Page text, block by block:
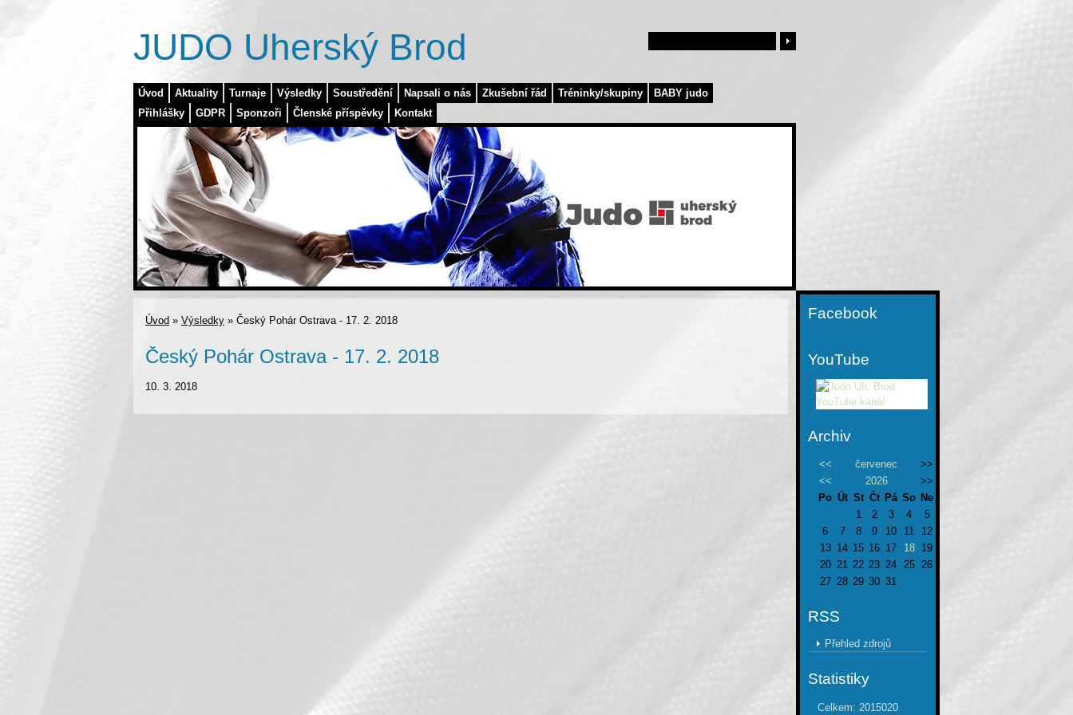
Úvod Aktuality Turnaje Výsledky Soustředění Napsali o nás Zkušební řád Tréninky/skupiny
BABY judo
Přihlášky
GDPR Sponzoři Členské příspěvky Kontakt
JUDO Uherský Brod
Úvod » Výsledky » Český Pohár Ostrava - 17. 2. 2018
Český Pohár Ostrava - 17. 2. 2018
10. 3. 2018
Facebook
YouTube
Archiv
<< červenec
>>
<<
2026
>>
Po Út St Čt Pá So Ne
1
2 3 4
5
6
7 8 9 10 11
12
13 14 15 16 17 18
19
20 21 22 23 24 25 26
27 28 29 30 31
RSS
Přehled zdrojů
Statistiky
Celkem: 2015020